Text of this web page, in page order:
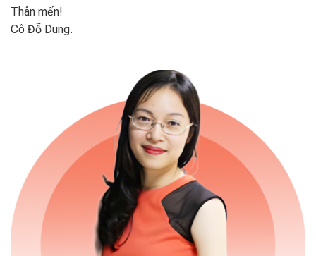
Thân mến!
Cô Đỗ Dung.